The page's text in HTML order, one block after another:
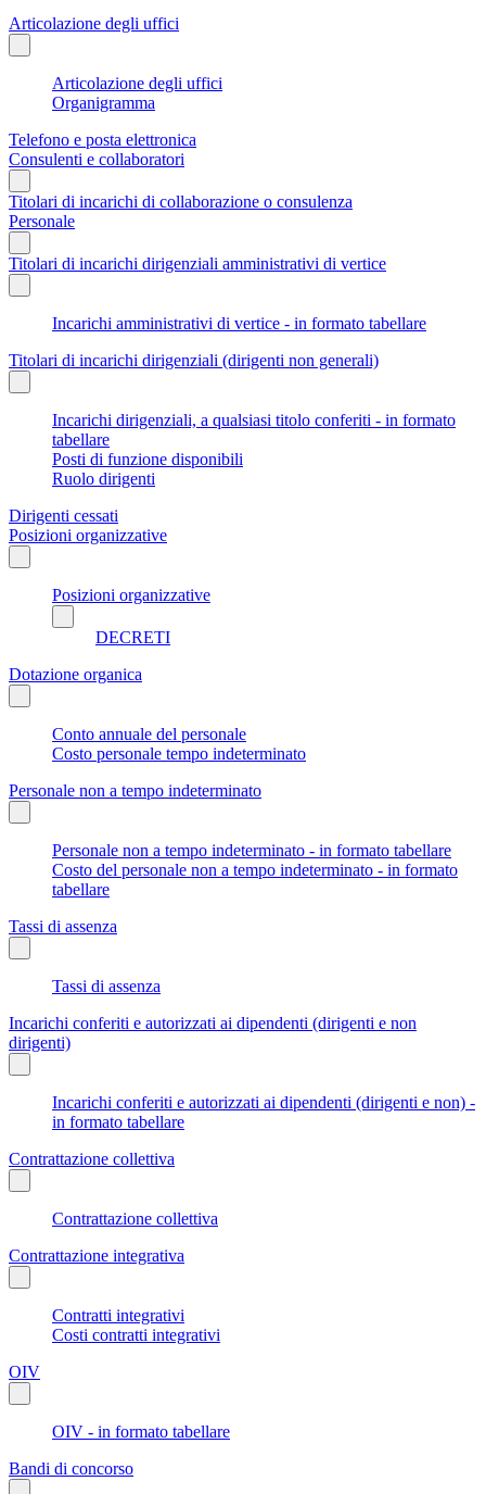
Articolazione degli uffici
Articolazione degli uffici
Organigramma
Telefono e posta elettronica
Consulenti e collaboratori
Titolari di incarichi di collaborazione o consulenza
Personale
Titolari di incarichi dirigenziali amministrativi di vertice
Incarichi amministrativi di vertice - in formato tabellare
Titolari di incarichi dirigenziali (dirigenti non generali)
Incarichi dirigenziali, a qualsiasi titolo conferiti - in formato
tabellare
Posti di funzione disponibili
Ruolo dirigenti
Dirigenti cessati
Posizioni organizzative
Posizioni organizzative
DECRETI
Dotazione organica
Conto annuale del personale
Costo personale tempo indeterminato
Personale non a tempo indeterminato
Personale non a tempo indeterminato - in formato tabellare
Costo del personale non a tempo indeterminato - in formato
tabellare
Tassi di assenza
Tassi di assenza
Incarichi conferiti e autorizzati ai dipendenti (dirigenti e non
dirigenti)
Incarichi conferiti e autorizzati ai dipendenti (dirigenti e non) -
in formato tabellare
Contrattazione collettiva
Contrattazione collettiva
Contrattazione integrativa
Contratti integrativi
Costi contratti integrativi
OIV
OIV - in formato tabellare
Bandi di concorso